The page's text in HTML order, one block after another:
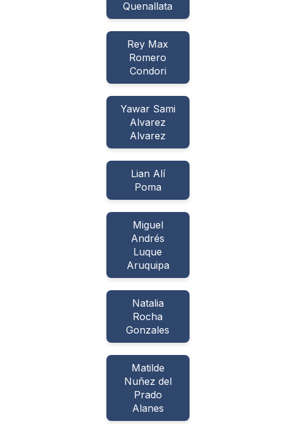
Quenallata
Rey Max
Romero
Condori
Yawar Sami
Alvarez
Alvarez
Lian Alí
Poma
Miguel
Andrés
Luque
Aruquipa
Natalia
Rocha
Gonzales
Matilde
Nuñez del
Prado
Alanes